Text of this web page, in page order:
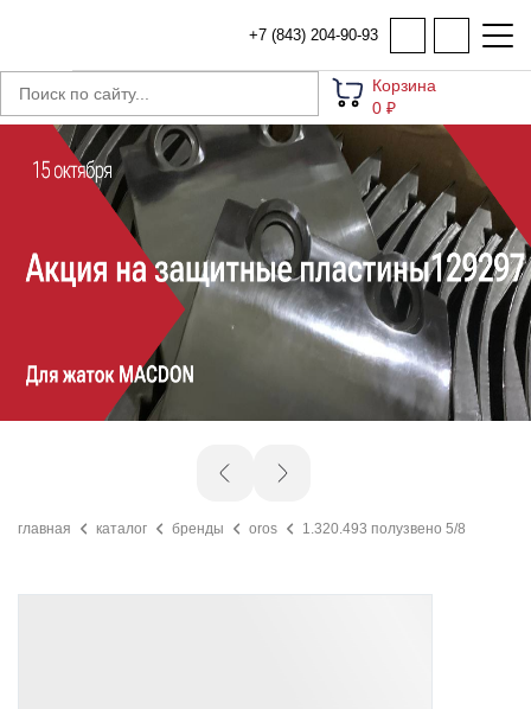
+7 (843) 204-90-93
Корзина
0 ₽
главная каталог бренды oros 1.320.493 полузвено 5/8